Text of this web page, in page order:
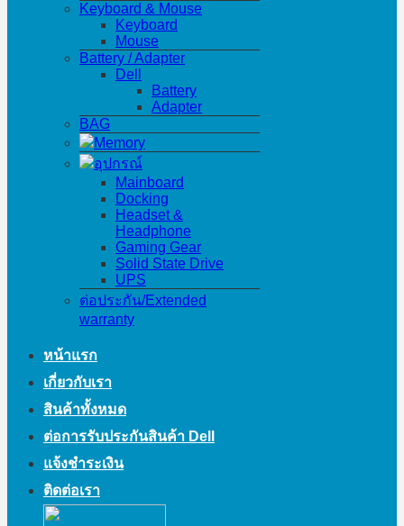
Keyboard & Mouse
Keyboard
Mouse
Battery / Adapter
Dell
Battery
Adapter
BAG
Memory
อุปกรณ์
Mainboard
Docking
Headset &
Headphone
Gaming Gear
Solid State Drive
UPS
ต่อประกัน/Extended
warranty
หน้าแรก
เกี่ยวกับเรา
สินค้าทั้งหมด
ต่อการรับประกันสินค้า Dell
แจ้งชำระเงิน
ติดต่อเรา